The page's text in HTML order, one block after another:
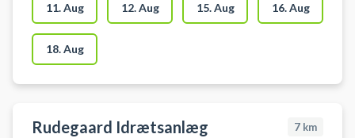
11. Aug 12. Aug 15. Aug 16. Aug
18. Aug
Rudegaard Idrætsanlæg 7 km